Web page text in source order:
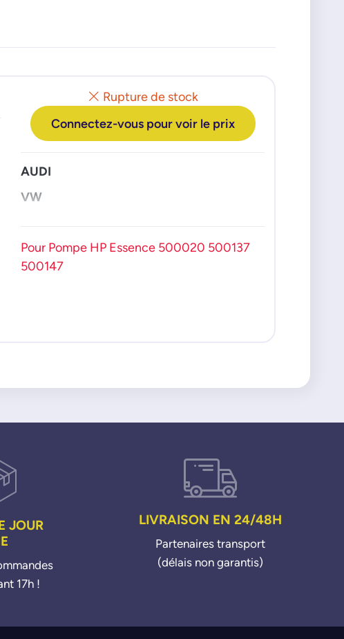
Rupture de stock
Connectez-vous pour voir le prix
AUDI
VW
Pour Pompe HP Essence 500020 500137
500147
JOUR
17h !
LIVRAISON EN 24/48H
Partenaires transport
(délais non garantis)